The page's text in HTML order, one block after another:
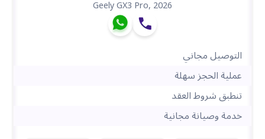
Geely GX3 Pro,2026
التوصيل مجاني
عملية الحجز سهلة
تنطبق شروط العقد
خدمة وصيانة مجانية